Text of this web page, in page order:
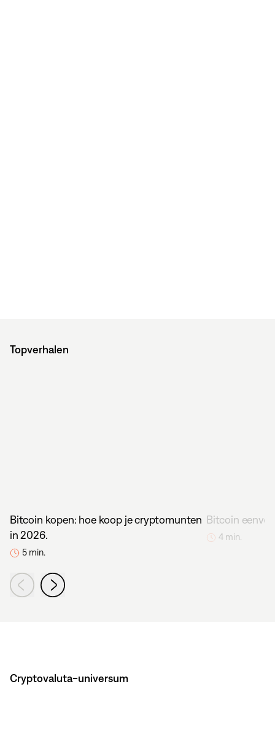
Topverhalen
Bitcoin kopen: hoe koop je cryptomunten
in 2026.
5 min.
Bitcoin
4 min.
Cryptovaluta-universum